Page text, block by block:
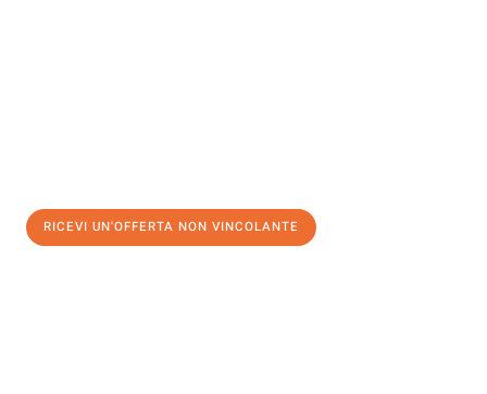
RICEVI UN'OFFERTA NON VINCOLANTE